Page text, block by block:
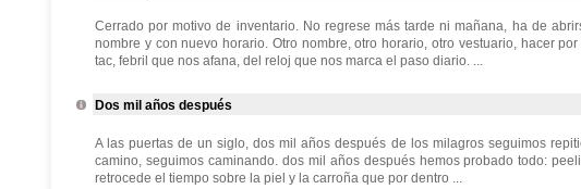
Cerrado por motivo de inventario. No regrese más tarde ni mañana, ha de
nombre y con nuevo horario. Otro nombre, otro horario, otro vestuario, hacer
tac, febril que nos afana, del reloj que nos marca el paso diario. ...
Dos mil años después
A las puertas de un siglo, dos mil años después de los milagros seguimos
camino, seguimos caminando. dos mil años después hemos probado todo:
retrocede el tiempo sobre la piel y la carroña que por dentro ...